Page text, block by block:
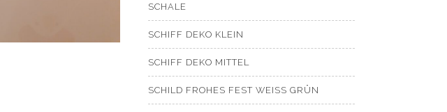
SCHALE
SCHIFF DEKO KLEIN
SCHIFF DEKO MITTEL
SCHILD FROHES FEST WEISS GRÜN